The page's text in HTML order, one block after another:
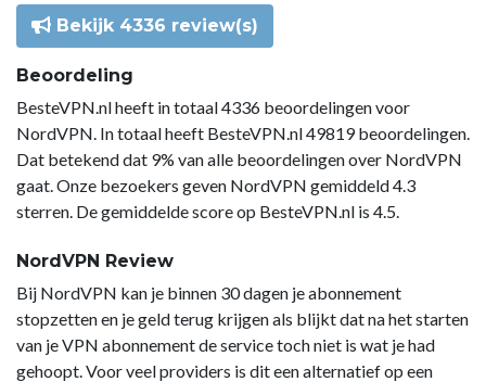
Bekijk 4336 review(s)
Beoordeling
BesteVPN.nl heeft in totaal 4336 beoordelingen voor
NordVPN. In totaal heeft BesteVPN.nl 49819 beoordelingen.
Dat betekend dat 9% van alle beoordelingen over NordVPN
gaat. Onze bezoekers geven NordVPN gemiddeld 4.3
sterren. De gemiddelde score op BesteVPN.nl is 4.5.
NordVPN Review
Bij NordVPN kan je binnen 30 dagen je abonnement
stopzetten en je geld terug krijgen als blijkt dat na het starten
van je VPN abonnement de service toch niet is wat je had
gehoopt. Voor veel providers is dit een alternatief op een